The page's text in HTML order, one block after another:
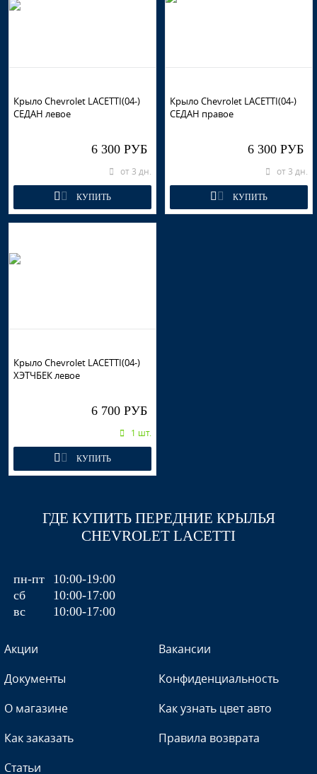
Крыло Chevrolet LACETTI(04-)
СЕДАН левое
6 300 РУБ
от 3 дн.
КУПИТЬ
Крыло Chevrolet LACETTI(04-)
СЕДАН правое
6 300 РУБ
от 3 дн.
КУПИТЬ
Крыло Chevrolet LACETTI(04-)
ХЭТЧБЕК левое
6 700 РУБ
1 шт.
КУПИТЬ
ГДЕ КУПИТЬ ПЕРЕДНИЕ КРЫЛЬЯ
CHEVROLET LACETTI
пн-пт 10:00-19:00
сб
10:00-17:00
вс
10:00-17:00
Акции
Вакансии
Документы
Конфиденциальность
О магазине
Как узнать цвет авто
Как заказать
Правила возврата
Статьи